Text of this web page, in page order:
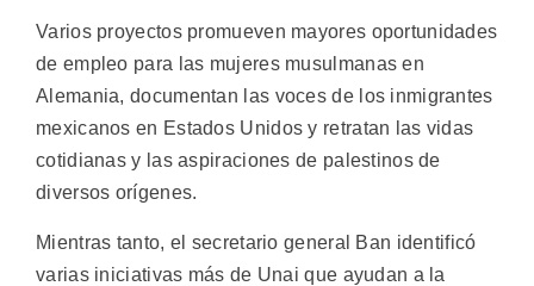
Varios proyectos promueven mayores oportunidades
de empleo para las mujeres musulmanas en
Alemania, documentan las voces de los inmigrantes
mexicanos en Estados Unidos y retratan las vidas
cotidianas y las aspiraciones de palestinos de
diversos orígenes.
Mientras tanto, el secretario general Ban identificó
varias iniciativas más de Unai que ayudan a la